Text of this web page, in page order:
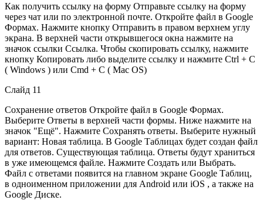
Как получить ссылку на форму Отправьте ссылку на форму
через чат или по электронной почте. Откройте файл в Google
Формах. Нажмите кнопку Отправить в правом верхнем углу
экрана. В верхней части открывшегося окна нажмите на
значок ссылки Ссылка. Чтобы скопировать ссылку, нажмите
кнопку Копировать либо выделите ссылку и нажмите Ctrl + C
( Windows ) или Cmd + C ( Mac OS)
Слайд 11
Сохранение ответов Откройте файл в Google Формах.
Выберите Ответы в верхней части формы. Ниже нажмите на
значок "Ещё". Нажмите Сохранять ответы. Выберите нужный
вариант: Новая таблица. В Google Таблицах будет создан файл
для ответов. Существующая таблица. Ответы будут храниться
в уже имеющемся файле. Нажмите Создать или Выбрать.
Файл с ответами появится на главном экране Google Таблиц,
в одноименном приложении для Android или iOS , а также на
Google Диске.